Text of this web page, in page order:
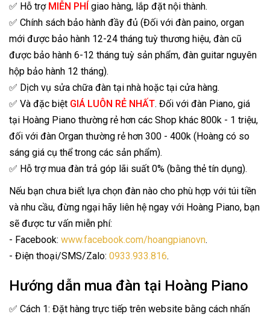
✅ Hỗ trợ MIỄN PHÍ giao hàng, lắp đặt nội thành.
✅ Chính sách bảo hành đầy đủ (Đối với đàn paino, organ
mới được bảo hành 12-24 tháng tuỳ thương hiệu, đàn cũ
được bảo hành 6-12 tháng tuỳ sản phẩm, đàn guitar nguyên
hộp bảo hành 12 tháng).
✅ Dịch vụ sửa chữa đàn tại nhà hoặc tại cửa hàng.
✅ Và đặc biệt GIÁ LUÔN RẺ NHẤT. Đối với đàn Piano, giá
tại Hoàng Piano thường rẻ hơn các Shop khác 800k - 1 triệu,
đối với đàn Organ thường rẻ hơn 300 - 400k (Hoàng có so
sáng giá cụ thể trong các sản phẩm).
✅ Hỗ trợ mua đàn trả góp lãi suất 0% (bằng thẻ tín dụng).
Nếu bạn chưa biết lựa chọn đàn nào cho phù hợp với túi tiền
và nhu cầu, đừng ngại hãy liên hệ ngay với Hoàng Piano, bạn
sẽ được tư vấn miễn phí:
- Facebook: www.facebook.com/hoangpianovn.
- Điện thoại/SMS/Zalo: 0933.933.816.
Hướng dẫn mua đàn tại Hoàng Piano
✅ Cách 1: Đặt hàng trực tiếp trên website bằng cách nhấn